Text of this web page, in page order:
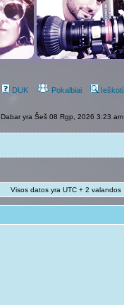
DUK Pokalbiai Ieškoti
Dabar yra Šeš 08 Rgp, 2026 3:23 am
Visos datos yra UTC + 2 valandos